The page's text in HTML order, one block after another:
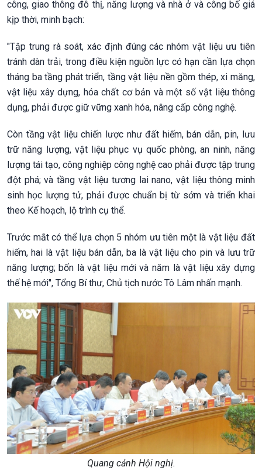
công, giao thông đô thị, năng lượng và nhà ở và công bố giá
kịp thời, minh bạch:
"Tập trung rà soát, xác định đúng các nhóm vật liệu ưu tiên
tránh dàn trải, trong điều kiện nguồn lực có hạn cần lựa chọn
tháng ba tầng phát triển, tầng vật liệu nền gồm thép, xi măng,
vật liệu xây dựng, hóa chất cơ bản và một số vật liệu thông
dụng, phải được giữ vững xanh hóa, nâng cấp công nghệ.
Còn tầng vật liệu chiến lược như đất hiếm, bán dẫn, pin, lưu
trữ năng lượng, vật liệu phục vụ quốc phòng, an ninh, năng
lượng tái tạo, công nghiệp công nghệ cao phải được tập trung
đột phá; và tầng vật liệu tương lai nano, vật liệu thông minh
sinh học lượng tử, phải được chuẩn bị từ sớm và triển khai
theo Kế hoạch, lộ trình cụ thể.
Trước mắt có thể lựa chọn 5 nhóm ưu tiên một là vật liệu đất
hiếm, hai là vật liệu bán dẫn, ba là vật liệu cho pin và lưu trữ
năng lượng; bốn là vật liệu mới và năm là vật liệu xây dựng
thế hệ mới", Tổng Bí thư, Chủ tịch nước Tô Lâm nhấn mạnh.
Quang cảnh Hội nghị.